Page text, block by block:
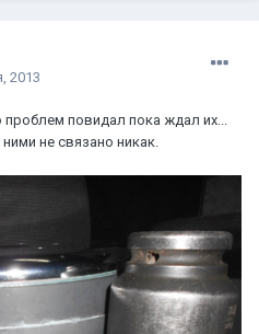
2013
повидал пока ждал их...
не связано никак.